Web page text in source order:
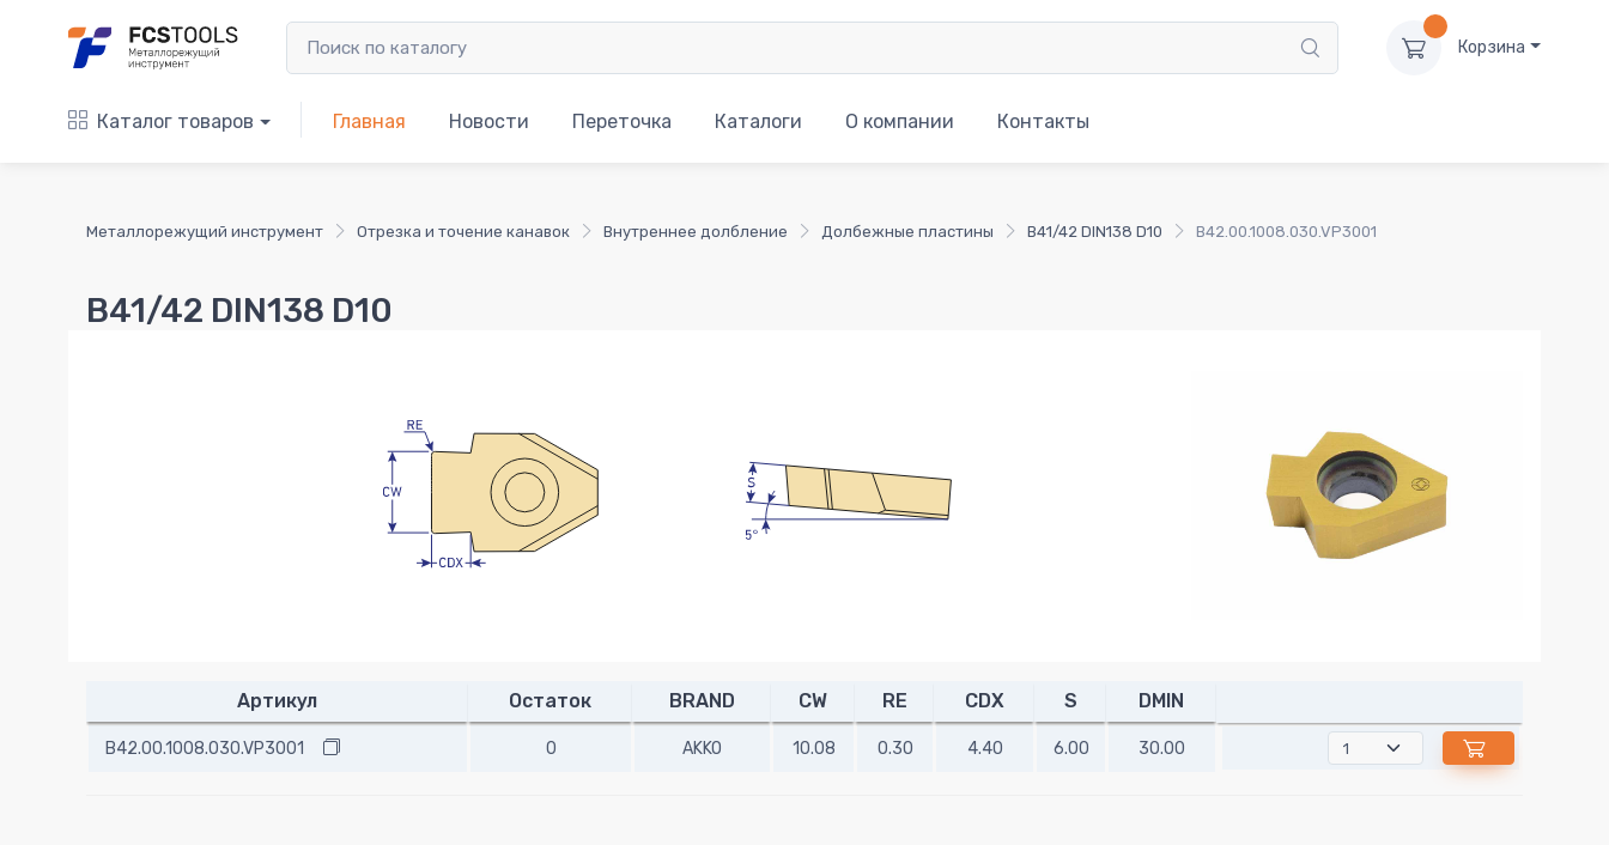
Корзина
Каталог товаров Главная Новости Переточка Каталоги О компании Контакты
Металлорежущий инструмент Отрезка и точение канавок Внутреннее долбление Долбежные пластины B41/42 DIN138 D10 B42.00.1008.030.VP3001
B41/42 DIN138 D10
Артикул Остаток BRAND CW RE CDX S DMIN
B42.00.1008.030.VP3001 0 AKKO 10.08 0.30 4.40 6.00 30.00